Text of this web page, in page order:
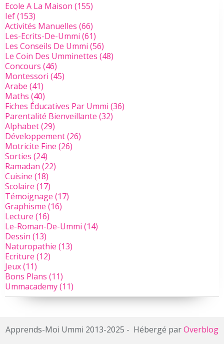
Ecole A La Maison (155)
Ief(153)
Activités Manuelles (66)
Les-Ecrits-De-Ummi (61)
Les Conseils De Ummi (56)
Le Coin Des Umminettes (48)
Concours (46)
Montessori (45)
Arabe (41)
Maths (40)
Fiches Éducatives Par Ummi (36)
Parentalité Bienveillante (32)
Alphabet(29)
Développement(26)
Motricite Fine (26)
Sorties (24)
Ramadan (22)
Cuisine (18)
Scolaire (17)
Témoignage (17)
Graphisme (16)
Lecture (16)
Le-Roman-De-Ummi (14)
Dessin (13)
Naturopathie (13)
Ecriture (12)
Jeux(11)
Bons Plans (11)
Ummacademy(11)
Apprends-Moi Ummi 2013-2025 - Hébergé parOverblog